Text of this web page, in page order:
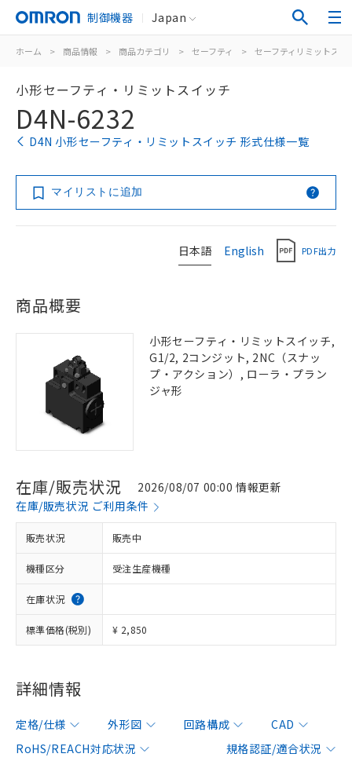
制御機器 Japan
ホーム > 商品情報 > 商品カテゴリ > セーフティ > セーフティリミットスイ
小形セーフティ・リミットスイッチ
D4N-6232
D4N 小形セーフティ・リミットスイッチ 形式仕様一覧
マイリストに追加
日本語 English PDF出力
商品概要
小形セーフティ・リミットスイッチ,
G1/2, 2コンジット, 2NC（スナッ
プ・アクション）, ローラ・プラン
ジャ形
在庫/販売状況
2026/08/07 00:00 情報更新
在庫/販売状況 ご利用条件
販売状況 販売中
機種区分 受注生産機種
在庫状況
標準価格(税別) ¥ 2,850
詳細情報
定格/仕様 外形図 回路構成
CAD
RoHS/REACH対応状況
規格認証/適合状況